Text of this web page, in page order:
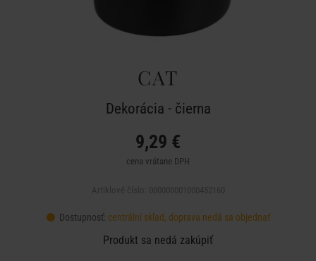
CAT
Dekorácia - čierna
9,29 €
cena vrátane DPH
Dostupnosť: centrální sklad, doprava nedá sa objednať
Produkt sa nedá zakúpiť